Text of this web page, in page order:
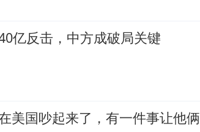
亿反击，中方成破局关键
美国吵起来了，有一件事让他俩